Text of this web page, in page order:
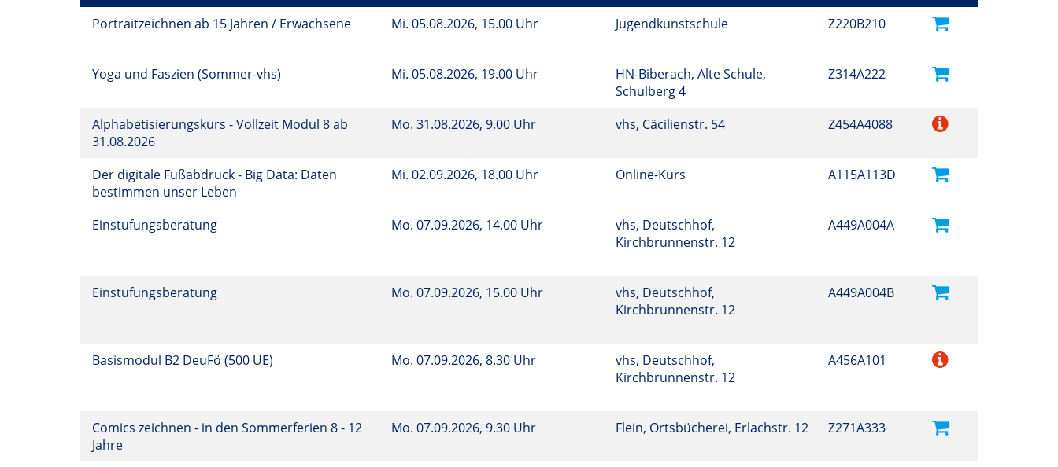
Portraitzeichnen ab 15 Jahren / Erwachsene
Mi. 05.08.2026, 15.00 Uhr Jugendkunstschule Z220B210
Yoga und Faszien (Sommer-vhs) Mi. 05.08.2026, 19.00 Uhr
HN-Biberach, Alte Schule,
Schulberg 4
Z314A222
Alphabetisierungskurs - Vollzeit Modul 8 ab
31.08.2026
Mo. 31.08.2026, 9.00 Uhr vhs, Cäcilienstr. 54 Z454A4088
Der digitale Fußabdruck - Big Data: Daten
bestimmen unser Leben
Mi. 02.09.2026, 18.00 Uhr Online-Kurs A115A113D
Einstufungsberatung Mo. 07.09.2026, 14.00 Uhr
vhs, Deutschhof,
Kirchbrunnenstr. 12
A449A004A
Einstufungsberatung Mo. 07.09.2026, 15.00 Uhr
vhs, Deutschhof,
Kirchbrunnenstr. 12
A449A004B
Basismodul B2 DeuFö (500 UE) Mo. 07.09.2026, 8.30 Uhr
vhs, Deutschhof,
Kirchbrunnenstr. 12
A456A101
Comics zeichnen - in den Sommerferien 8 - 12
Jahre
Mo. 07.09.2026, 9.30 Uhr Flein, Ortsbücherei, Erlachstr. 12 Z271A333